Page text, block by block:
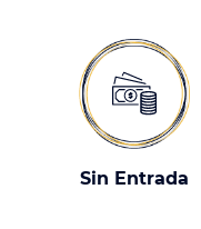
Sin Entrada